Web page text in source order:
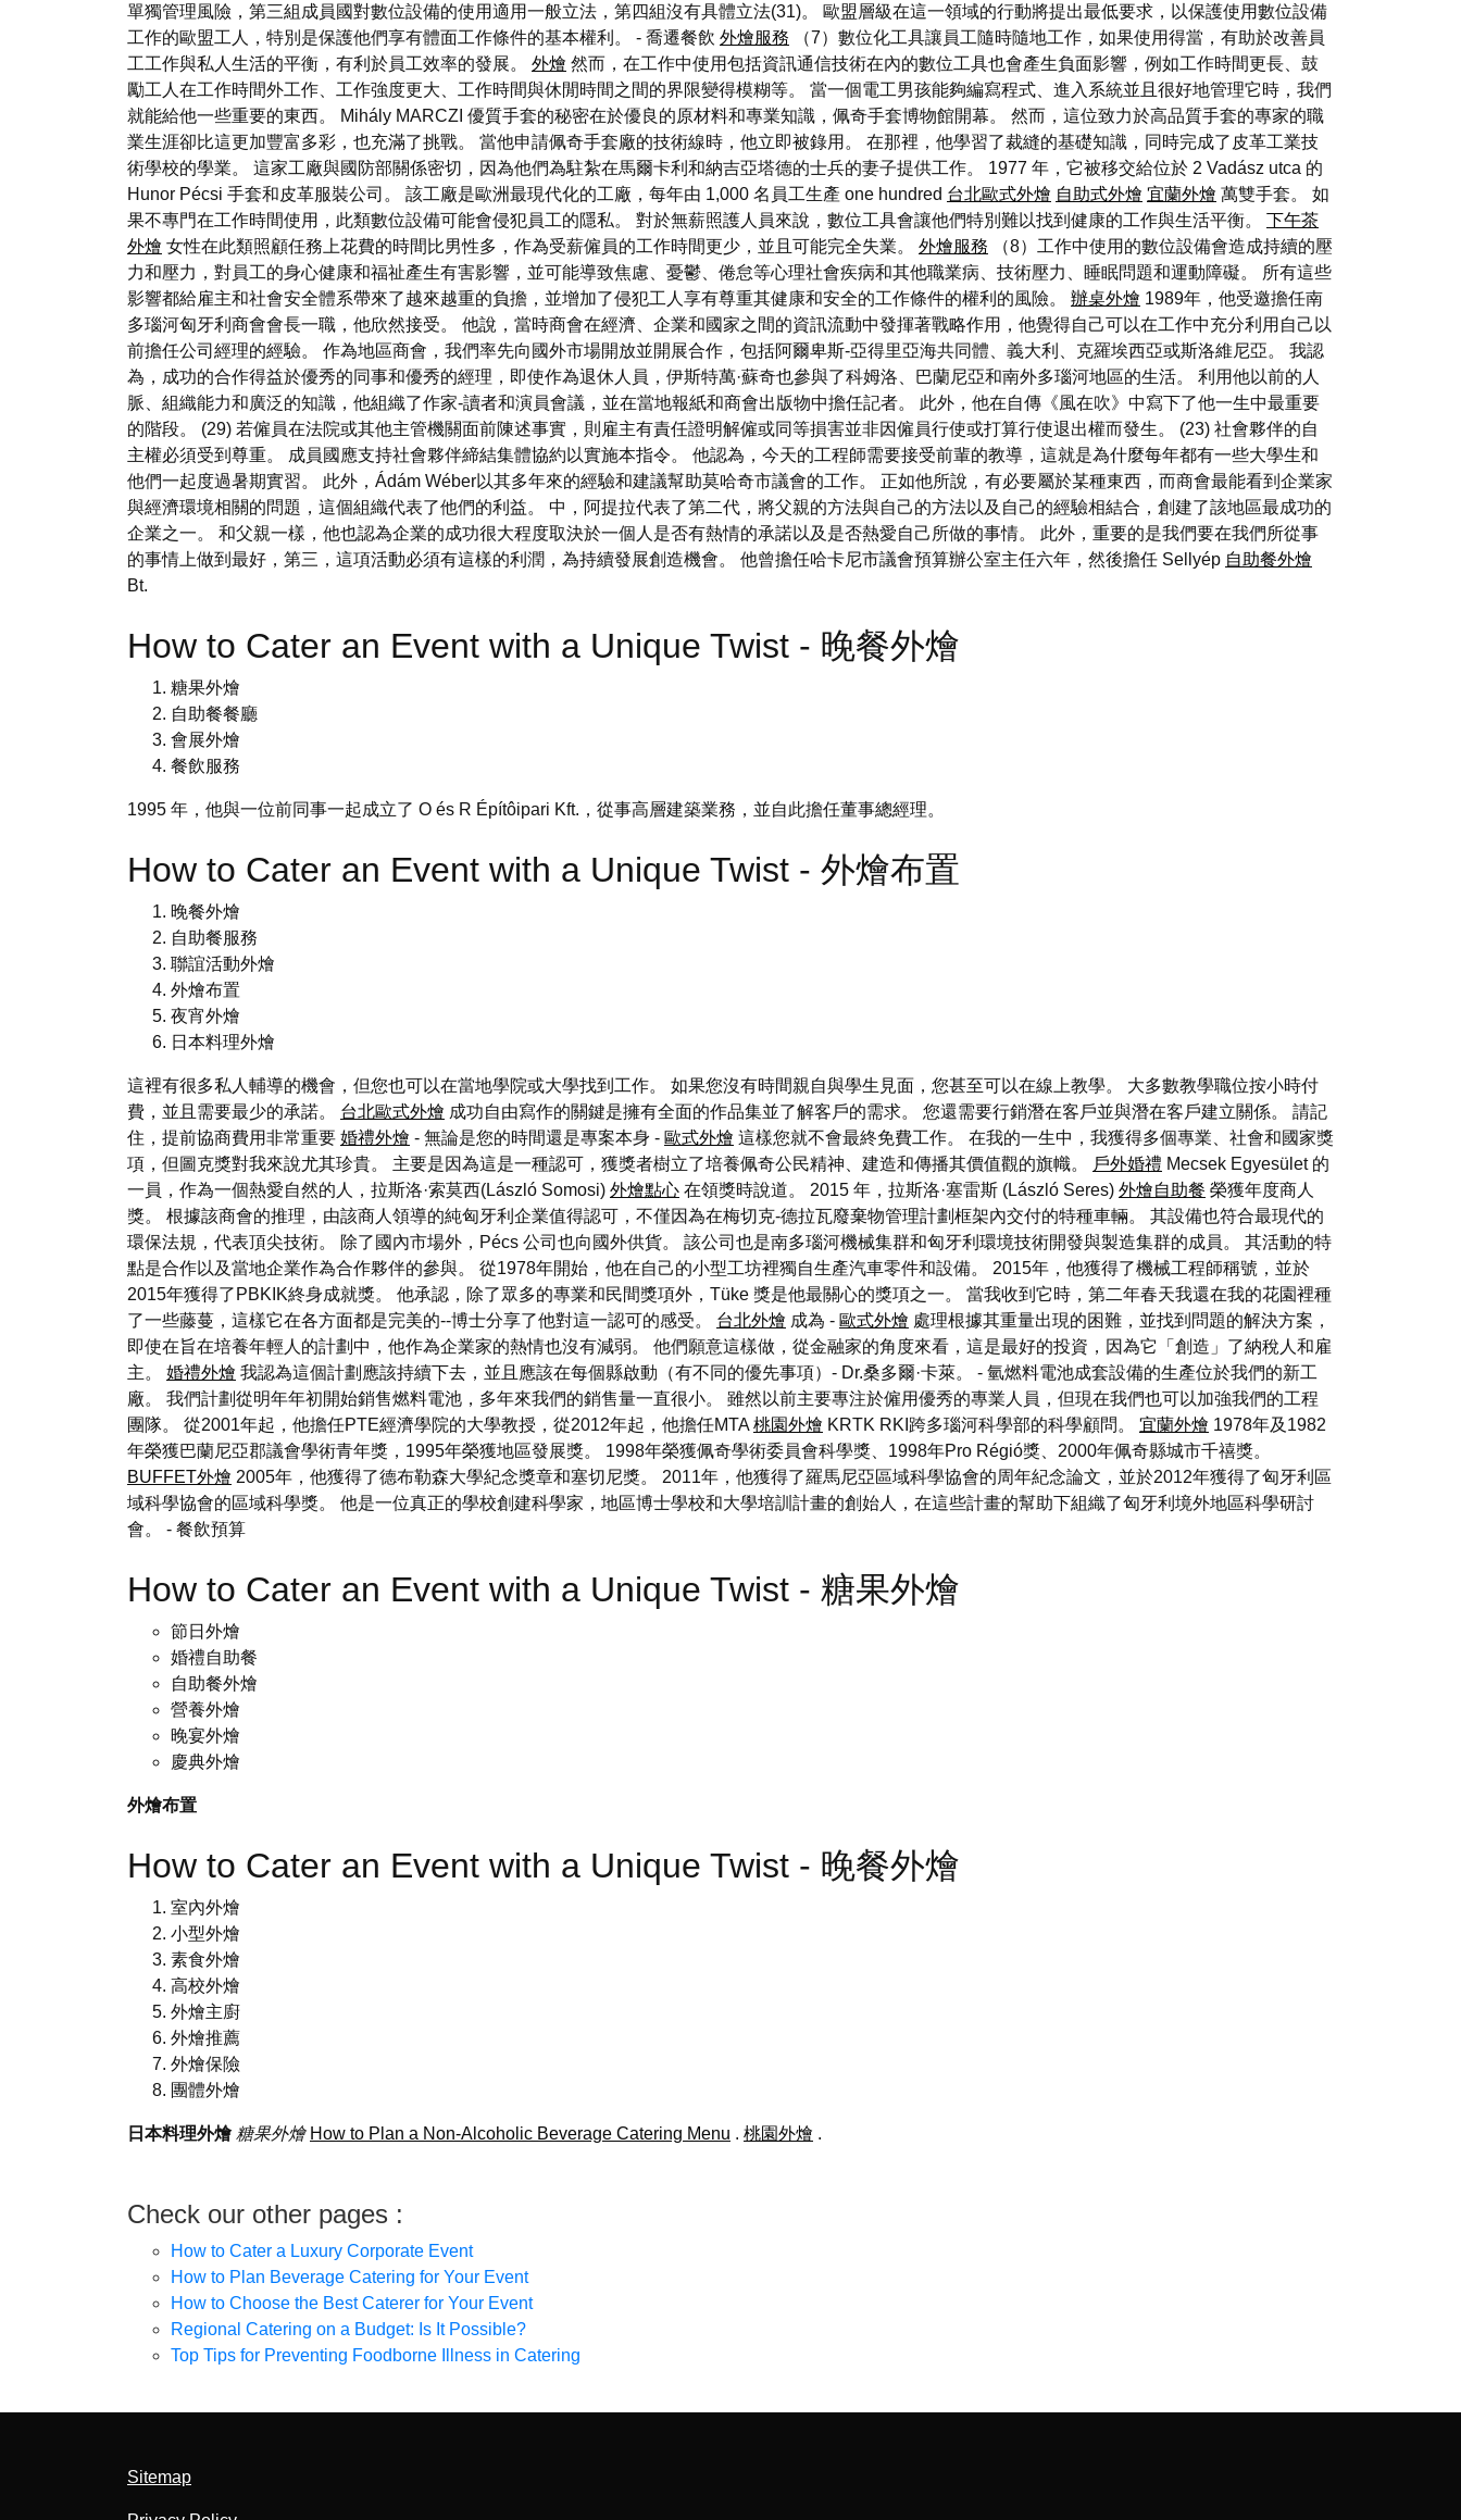
單獨管理風險，第三組成員國對數位設備的使用適用一般立法，第四組沒有具體立法(31)。 歐盟層級在這一領域的行動將提出最低要求，以保護使用數位設備
工作的歐盟工人，特別是保護他們享有體面工作條件的基本權利。 - 喬遷餐飲 外燴服務 （7）數位化工具讓員工隨時隨地工作，如果使用得當，有助於改善員
工工作與私人生活的平衡，有利於員工效率的發展。 外燴 然而，在工作中使用包括資訊通信技術在內的數位工具也會產生負面影響，例如工作時間更長、鼓
勵工人在工作時間外工作、工作強度更大、工作時間與休閒時間之間的界限變得模糊等。 當一個電工男孩能夠編寫程式、進入系統並且很好地管理它時，我們
就能給他一些重要的東西。 Mihály MARCZI 優質手套的秘密在於優良的原材料和專業知識，佩奇手套博物館開幕。 然而，這位致力於高品質手套的專家的職
業生涯卻比這更加豐富多彩，也充滿了挑戰。 當他申請佩奇手套廠的技術線時，他立即被錄用。 在那裡，他學習了裁縫的基礎知識，同時完成了皮革工業技
術學校的學業。 這家工廠與國防部關係密切，因為他們為駐紮在馬爾卡利和納吉亞塔德的士兵的妻子提供工作。 1977 年，它被移交給位於 2 Vadász utca 的
Hunor Pécsi 手套和皮革服裝公司。 該工廠是歐洲最現代化的工廠，每年由 1,000 名員工生產 one hundred 台北歐式外燴 自助式外燴 宜蘭外燴 萬雙手套。 如
果不專門在工作時間使用，此類數位設備可能會侵犯員工的隱私。 對於無薪照護人員來說，數位工具會讓他們特別難以找到健康的工作與生活平衡。 下午茶
外燴 女性在此類照顧任務上花費的時間比男性多，作為受薪僱員的工作時間更少，並且可能完全失業。 外燴服務 （8）工作中使用的數位設備會造成持續的壓
力和壓力，對員工的身心健康和福祉產生有害影響，並可能導致焦慮、憂鬱、倦怠等心理社會疾病和其他職業病、技術壓力、睡眠問題和運動障礙。 所有這些
影響都給雇主和社會安全體系帶來了越來越重的負擔，並增加了侵犯工人享有尊重其健康和安全的工作條件的權利的風險。 辦桌外燴 1989年，他受邀擔任南
多瑙河匈牙利商會會長一職，他欣然接受。 他說，當時商會在經濟、企業和國家之間的資訊流動中發揮著戰略作用，他覺得自己可以在工作中充分利用自己以
前擔任公司經理的經驗。 作為地區商會，我們率先向國外市場開放並開展合作，包括阿爾卑斯-亞得里亞海共同體、義大利、克羅埃西亞或斯洛維尼亞。 我認
為，成功的合作得益於優秀的同事和優秀的經理，即使作為退休人員，伊斯特萬·蘇奇也參與了科姆洛、巴蘭尼亞和南外多瑙河地區的生活。 利用他以前的人
脈、組織能力和廣泛的知識，他組織了作家-讀者和演員會議，並在當地報紙和商會出版物中擔任記者。 此外，他在自傳《風在吹》中寫下了他一生中最重要
的階段。 (29) 若僱員在法院或其他主管機關面前陳述事實，則雇主有責任證明解僱或同等損害並非因僱員行使或打算行使退出權而發生。 (23) 社會夥伴的自
主權必須受到尊重。 成員國應支持社會夥伴締結集體協約以實施本指令。 他認為，今天的工程師需要接受前輩的教導，這就是為什麼每年都有一些大學生和
他們一起度過暑期實習。 此外，Ádám Wéber以其多年來的經驗和建議幫助莫哈奇市議會的工作。 正如他所說，有必要屬於某種東西，而商會最能看到企業家
與經濟環境相關的問題，這個組織代表了他們的利益。 中，阿提拉代表了第二代，將父親的方法與自己的方法以及自己的經驗相結合，創建了該地區最成功的
企業之一。 和父親一樣，他也認為企業的成功很大程度取決於一個人是否有熱情的承諾以及是否熱愛自己所做的事情。 此外，重要的是我們要在我們所從事
的事情上做到最好，第三，這項活動必須有這樣的利潤，為持續發展創造機會。 他曾擔任哈卡尼市議會預算辦公室主任六年，然後擔任 Sellyép 自助餐外燴
Bt.
How to Cater an Event with a Unique Twist - 晚餐外燴
糖果外燴
自助餐餐廳
會展外燴
餐飲服務
1995 年，他與一位前同事一起成立了 O és R Építôipari Kft.，從事高層建築業務，並自此擔任董事總經理。
How to Cater an Event with a Unique Twist - 外燴布置
晚餐外燴
自助餐服務
聯誼活動外燴
外燴布置
夜宵外燴
日本料理外燴
這裡有很多私人輔導的機會，但您也可以在當地學院或大學找到工作。 如果您沒有時間親自與學生見面，您甚至可以在線上教學。 大多數教學職位按小時付
費，並且需要最少的承諾。 台北歐式外燴 成功自由寫作的關鍵是擁有全面的作品集並了解客戶的需求。 您還需要行銷潛在客戶並與潛在客戶建立關係。 請記
住，提前協商費用非常重要 婚禮外燴 - 無論是您的時間還是專案本身 - 歐式外燴 這樣您就不會最終免費工作。 在我的一生中，我獲得多個專業、社會和國家獎
項，但圖克獎對我來說尤其珍貴。 主要是因為這是一種認可，獲獎者樹立了培養佩奇公民精神、建造和傳播其價值觀的旗幟。
戶外婚禮 Mecsek Egyesület 的
一員，作為一個熱愛自然的人，拉斯洛·索莫西(László Somosi) 外燴點心 在領獎時說道。 2015 年，拉斯洛·塞雷斯 (László Seres) 外燴自助餐 榮獲年度商人
獎。 根據該商會的推理，由該商人領導的純匈牙利企業值得認可，不僅因為在梅切克-德拉瓦廢棄物管理計劃框架內交付的特種車輛。 其設備也符合最現代的
環保法規，代表頂尖技術。 除了國內市場外，Pécs 公司也向國外供貨。 該公司也是南多瑙河機械集群和匈牙利環境技術開發與製造集群的成員。 其活動的特
點是合作以及當地企業作為合作夥伴的參與。 從1978年開始，他在自己的小型工坊裡獨自生產汽車零件和設備。 2015年，他獲得了機械工程師稱號，並於
2015年獲得了PBKIK終身成就獎。 他承認，除了眾多的專業和民間獎項外，Tüke 獎是他最關心的獎項之一。 當我收到它時，第二年春天我還在我的花園裡種
了一些藤蔓，這樣它在各方面都是完美的--博士分享了他對這一認可的感受。 台北外燴 成為 - 歐式外燴 處理根據其重量出現的困難，並找到問題的解決方案，
即使在旨在培養年輕人的計劃中，他作為企業家的熱情也沒有減弱。 他們願意這樣做，從金融家的角度來看，這是最好的投資，因為它「創造」了納稅人和雇
主。 婚禮外燴 我認為這個計劃應該持續下去，並且應該在每個縣啟動（有不同的優先事項）- Dr.桑多爾·卡萊。 - 氫燃料電池成套設備的生產位於我們的新工
廠。 我們計劃從明年年初開始銷售燃料電池，多年來我們的銷售量一直很小。 雖然以前主要專注於僱用優秀的專業人員，但現在我們也可以加強我們的工程
團隊。 從2001年起，他擔任PTE經濟學院的大學教授，從2012年起，他擔任MTA 桃園外燴 KRTK RKI跨多瑙河科學部的科學顧問。 宜蘭外燴 1978年及1982
年榮獲巴蘭尼亞郡議會學術青年獎，1995年榮獲地區發展獎。 1998年榮獲佩奇學術委員會科學獎、1998年Pro Régió獎、2000年佩奇縣城市千禧獎。
BUFFET外燴 2005年，他獲得了德布勒森大學紀念獎章和塞切尼獎。 2011年，他獲得了羅馬尼亞區域科學協會的周年紀念論文，並於2012年獲得了匈牙利區
域科學協會的區域科學獎。 他是一位真正的學校創建科學家，地區博士學校和大學培訓計畫的創始人，在這些計畫的幫助下組織了匈牙利境外地區科學研討
會。 - 餐飲預算
How to Cater an Event with a Unique Twist - 糖果外燴
節日外燴
婚禮自助餐
自助餐外燴
營養外燴
晚宴外燴
慶典外燴
外燴布置
How to Cater an Event with a Unique Twist - 晚餐外燴
室內外燴
小型外燴
素食外燴
高校外燴
外燴主廚
外燴推薦
外燴保險
團體外燴
日本料理外燴 糖果外燴 How to Plan a Non-Alcoholic Beverage Catering Menu . 桃園外燴 .
Check our other pages :
How to Cater a Luxury Corporate Event
How to Plan Beverage Catering for Your Event
How to Choose the Best Caterer for Your Event
Regional Catering on a Budget: Is It Possible?
Top Tips for Preventing Foodborne Illness in Catering
Sitemap